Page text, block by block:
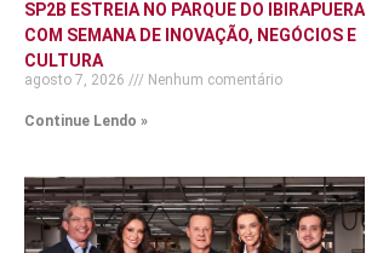
SP2B ESTREIA NO PARQUE DO IBIRAPUERA
COM SEMANA DE INOVAÇÃO, NEGÓCIOS E
CULTURA
agosto 7, 2026 Nenhum comentário
Continue Lendo »